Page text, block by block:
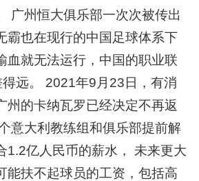
广州恒大俱乐部一次次被传出
霸也在现行的中国足球体系下
血就无法运行，中国的职业联
得远。 2021年9月23日，有消
州的卡纳瓦罗已经决定不再返
意大利教练组和俱乐部提前解
1.2亿人民币的薪水， 未来更大
能扶不起球员的工资，包括高